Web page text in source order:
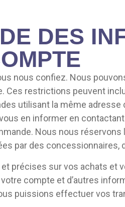
DES
nous confiez. Nous
Ces restrictions peuvent
utilisant la même
en informer en
Nous nous réservons
par des concessionnaires,
précises sur vos achats et
compte et d’autres
puissions effectuer vos